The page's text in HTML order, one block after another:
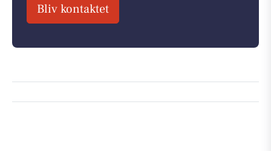
Bliv kontaktet